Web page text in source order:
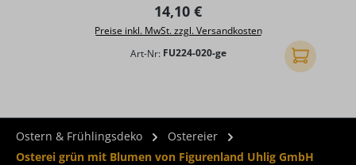
Regulärer Preis:
14,10 €
Preise inkl. MwSt. zzgl. Versandkosten
Art-Nr: FU224-020-ge In den
Ostern & Frühlingsdeko
Ostereier
Osterei grün mit Blumen von Figurenland Uhlig GmbH